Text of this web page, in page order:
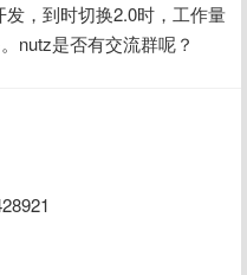
，到时切换2.0时，工作量
nutz是否有交流群呢？